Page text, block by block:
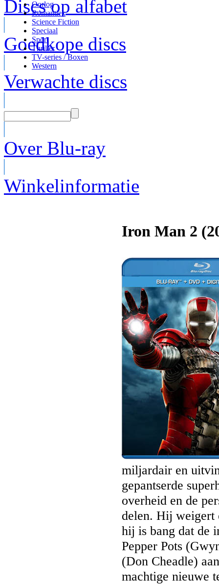
Discs op alfabet
Goedkope discs
Verwachte discs
Over Blu-ray
Winkelinformatie
Oorlog
Romantiek
Science Fiction
Speciaal
Sport
Thriller
TV-series / Boxen
Western
Iron Man 2
miljardair en
gepantserde
overheid en de
delen. Hij weigert
hij is bang dat de
Pepper Pots
(Don Cheadle)
machtige nieuwe